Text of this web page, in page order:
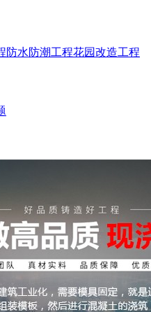
防水防潮工程花园改造工程